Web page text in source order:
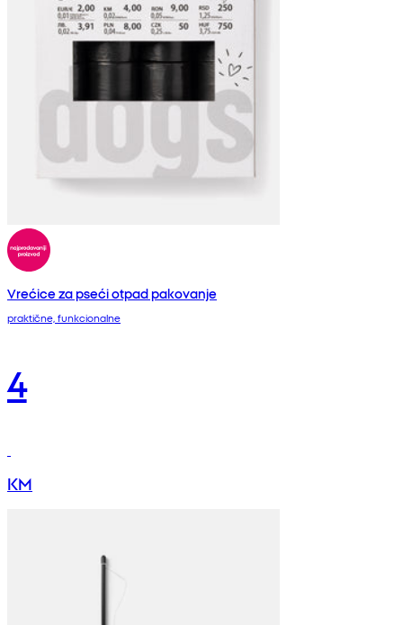
Vrećice za pseći otpad pakovanje
praktične, funkcionalne
4
KM